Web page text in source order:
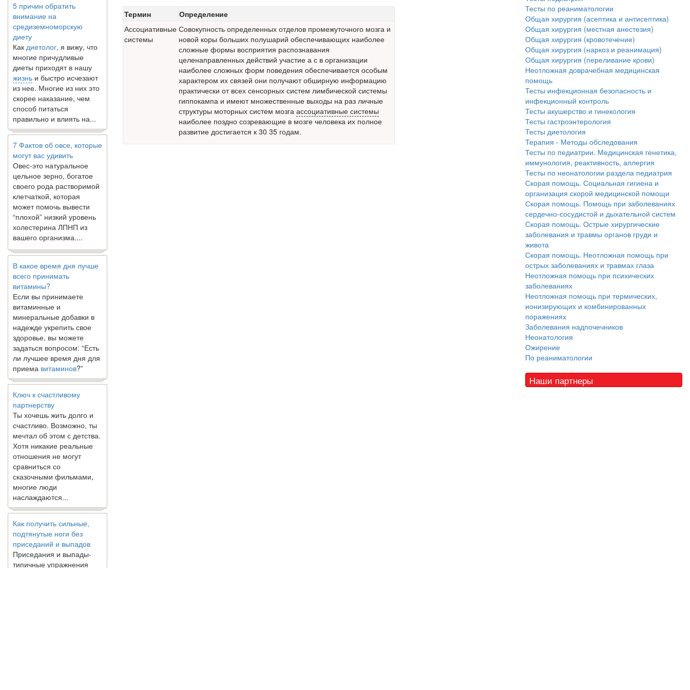
внимание на
средиземноморскую
диету
Какдиетолог
многие причудливые
диеты приходят в нашу
жизньи быстро исчезают
из нее. Многие из них это
скорее наказание, чем
способ питаться
правильно и влиять на...
7 Фактов об овсе, которые
могут вас удивить
Овес-это натуральное
цельное зерно, богатое
своего рода растворимой
клетчаткой, которая
может помочь вывести
“плохой” низкий уровень
холестерина ЛПНП из
вашего организма....
В какое время дня лучше
всего принимать
витамины?
Если вы принимаете
витаминные и
минеральные добавки в
надежде укрепить свое
здоровье, вы можете
задаться вопросом: “Есть
ли лучшее время дня для
приемавитаминов?”
Ключ к счастливому
партнерству
Ты хочешь жить долго и
счастливо. Возможно, ты
мечтал об этом с детства.
Хотя никакие реальные
отношения не могут
сравниться со
сказочными фильмами,
многие люди
наслаждаются...
Как получить сильные,
подтянутые ноги без
приседаний и выпадов
Приседания и выпады-
типичные упражнения
для укрепления мышц
Термин
Определение
Ассоциативные
системы
Совокупность определенных отделов промежуточного мозга и
новой коры больших полушарий обеспечивающих наиболее
сложные формы восприятия распознавания
целенаправленных действий участие а с в организации
наиболее сложных форм поведения обеспечивается особым
характером их связей они получают обширную информацию
практически от всех сенсорных систем лимбической системы
гиппокампа и имеют множественные выходы на раз личные
структуры моторных систем мозга ассоциативные системы
наиболее поздно созревающие в мозге человека их полное
развитие достигается к 30 35 годам.
Тесты по реаниматологии
Общая хирургия (асептика и антисептика)
Общая хирургия (местная анестезия)
Общая хирургия (кровотечение)
Общая хирургия (наркоз и реанимация)
Общая хирургия (переливание крови)
Неотложная доврачебная медицинская
помощь
Тесты инфекционная безопасность и
инфекционный контроль
Тесты акушерство и гинекология
Тесты гастроэнтерология
Тесты диетология
Терапия - Методы обследования
Тесты по педиатрии. Медицинская генетика,
иммунология, реактивность, аллергия
Тесты по неонатологии раздела педиатрия
Скорая помощь. Социальная гигиена и
организация скорой медицинской помощи
Скорая помощь. Помощь при заболеваниях
сердечно-сосудистой и дыхательной систем
Скорая помощь. Острые хирургические
заболевания и травмы органов груди и
живота
Скорая помощь. Неотложная помощь при
острых заболеваниях и травмах глаза
Неотложная помощь при психических
заболеваниях
Неотложная помощь при термических,
ионизирующих и комбинированных
поражениях
Заболевания надпочечников
Неонатология
Ожирение
По реаниматологии
Наши партнеры